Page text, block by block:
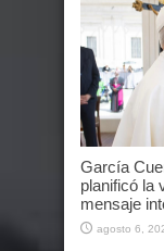
García
planificó la
mensaje
agosto 6,